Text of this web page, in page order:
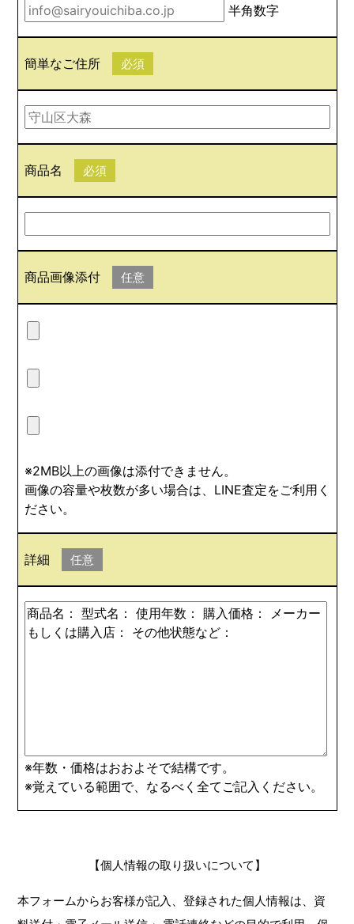
半角数字
簡単なご住所 必須
商品名 必須
商品画像添付 任意
※2MB以上の画像は添付できません。
画像の容量や枚数が多い場合は、LINE査定をご利用く
ださい。
詳細 任意
※年数・価格はおおよそで結構です。
※覚えている範囲で、なるべく全てご記入ください。
【個人情報の取り扱いについて】
本フォームからお客様が記入、登録された個人情報は、資